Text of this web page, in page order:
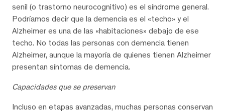
senil (o trastorno neurocognitivo) es el síndrome general.
Podríamos decir que la demencia es el «techo» y el
Alzheimer es una de las «habitaciones» debajo de ese
techo. No todas las personas con demencia tienen
Alzheimer, aunque la mayoría de quienes tienen Alzheimer
presentan síntomas de demencia.
Capacidades que se preservan
Incluso en etapas avanzadas, muchas personas conservan